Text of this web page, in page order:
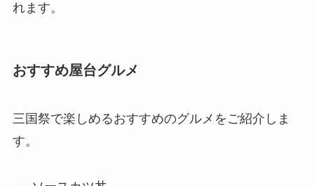
れます。
おすすめ屋台グルメ
三国祭で楽しめるおすすめのグルメをご紹介しま
す。